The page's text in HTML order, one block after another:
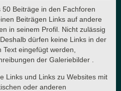
Beiträge in den Fachforen
Beiträgen Links auf andere
in seinem Profil. Nicht zulässig
dürfen keine Links in der
eingefügt werden,
der Galeriebilder .
Links und Links zu Websites mit
oder anderen